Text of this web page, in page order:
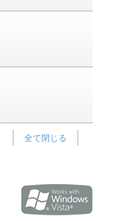
全て閉じる